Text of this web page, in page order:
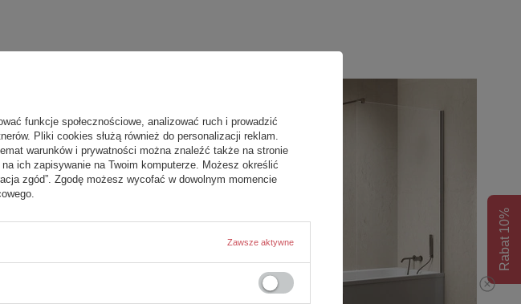
Rabat 10%
funkcje społecznościowe, analizować ruch i prowadzić
Pliki cookies służą również do personalizacji reklam.
warunków i prywatności można znaleźć także na stronie
ich zapisywanie na Twoim komputerze. Możesz określić
zgód”. Zgodę możesz wycofać w dowolnym momencie
Zawsze aktywne